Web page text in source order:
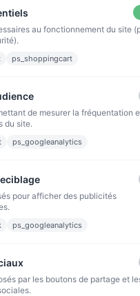
Journal
1.67 €
VIP👑
au fonctionnement du site
ps_shoppingcart
de mesurer la fréquentation
du site.
ps_googleanalytics
pour afficher des publicités
ps_googleanalytics
par les boutons de partage et